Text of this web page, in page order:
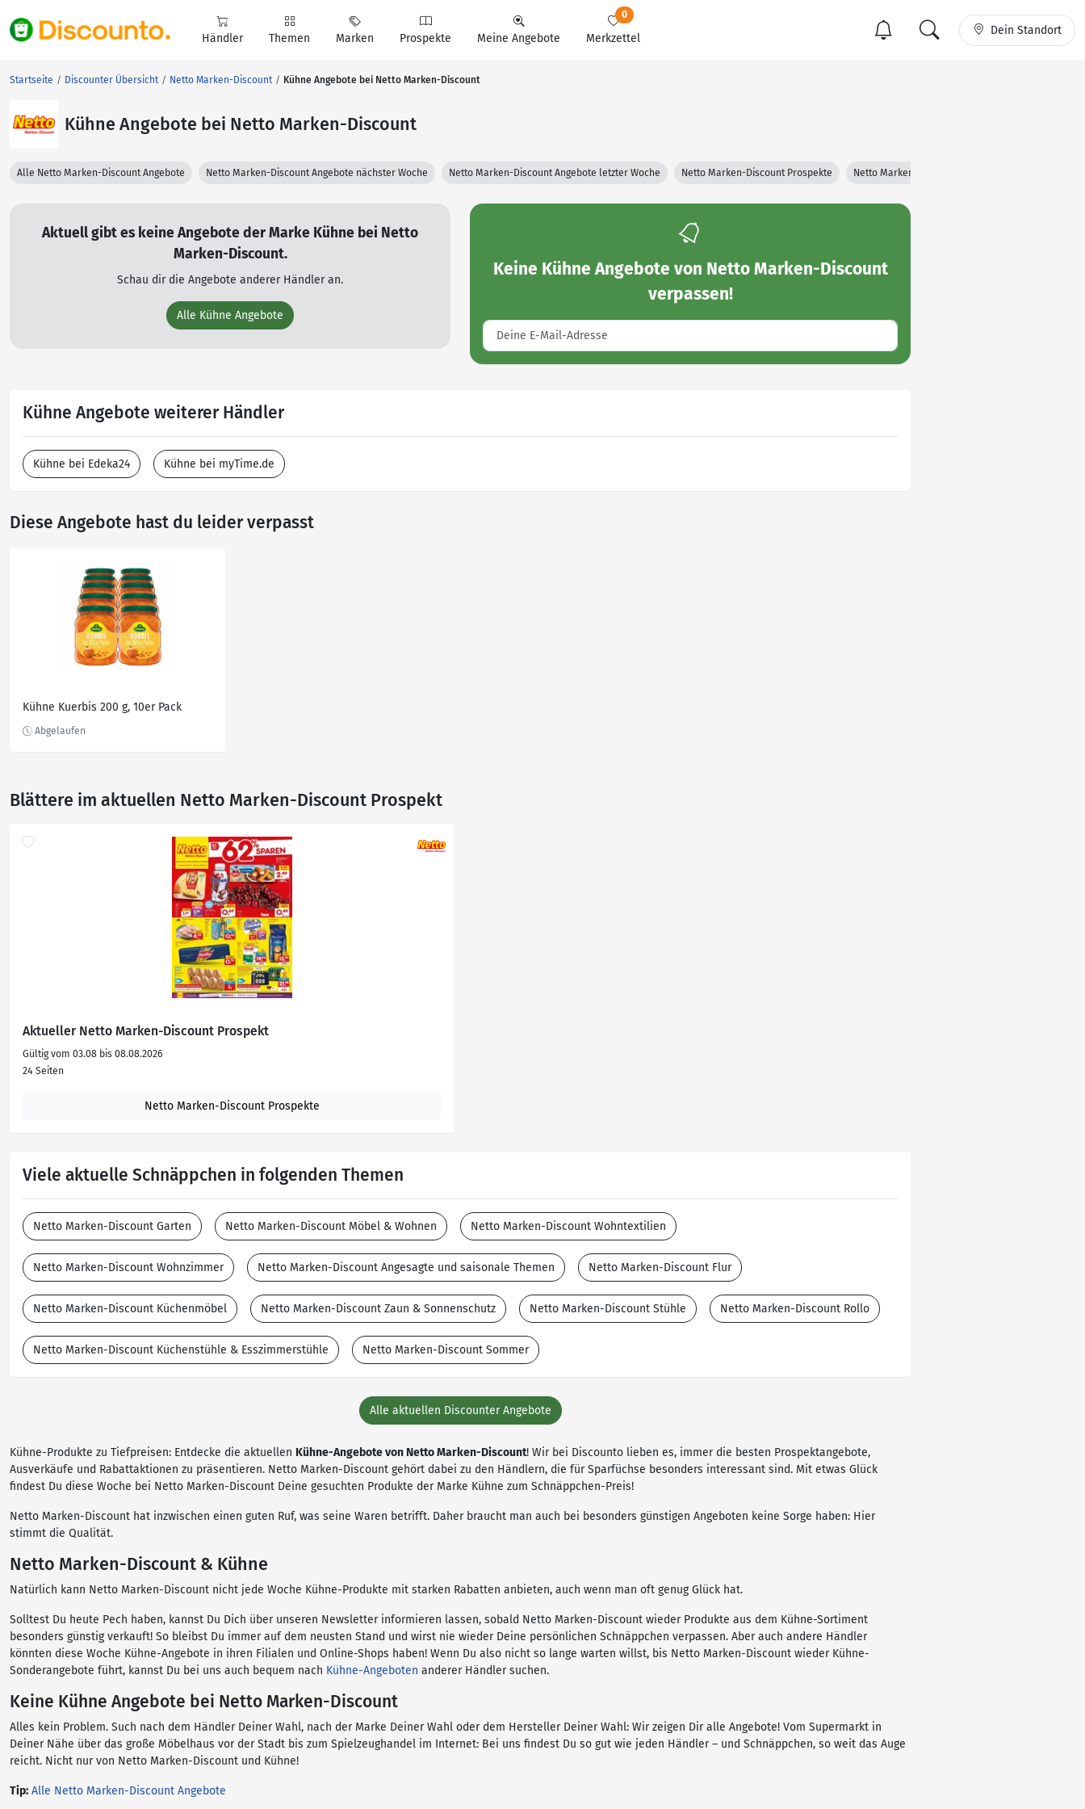
Händler Themen Marken Prospekte Meine Angebote Merkzettel
0
Dein Standort
Startseite Discounter Übersicht Netto Marken-Discount Kühne Angebote bei Netto Marken-Discount
Kühne Angebote bei Netto Marken-Discount
Alle Netto Marken-Discount Angebote Netto Marken-Discount Angebote nächster Woche Netto Marken-Discount Angebote letzter Woche Netto Marken-Discount Prospekte Netto Marken-Discount Filialen
Aktuell gibt es keine Angebote der Marke Kühne bei Netto
Marken-Discount.
Schau dir die Angebote anderer Händler an.
Alle Kühne Angebote
Keine Kühne Angebote von Netto Marken-Discount
verpassen!
Kühne Angebote weiterer Händler
Kühne bei Edeka24 Kühne bei myTime.de
Diese Angebote hast du leider verpasst
Kühne Kuerbis 200 g, 10er Pack
Blättere im aktuellen Netto Marken-Discount Prospekt
Aktueller Netto Marken-Discount Prospekt
Gültig vom 03.08 bis 08.08.2026
24 Seiten
Netto Marken-Discount Prospekte
Viele aktuelle Schnäppchen in folgenden Themen
Netto Marken-Discount Garten Netto Marken-Discount Möbel & Wohnen Netto Marken-Discount Wohntextilien
Netto Marken-Discount Wohnzimmer Netto Marken-Discount Angesagte und saisonale Themen Netto Marken-Discount Flur
Netto Marken-Discount Küchenmöbel Netto Marken-Discount Zaun & Sonnenschutz Netto Marken-Discount Stühle Netto Marken-Discount Rollo
Netto Marken-Discount Küchenstühle & Esszimmerstühle Netto Marken-Discount Sommer
Alle aktuellen Discounter Angebote
Kühne-Produkte zu Tiefpreisen: Entdecke die aktuellen Kühne-Angebote von Netto Marken-Discount! Wir bei Discounto lieben es, immer die besten Prospektangebote,
Ausverkäufe und Rabattaktionen zu präsentieren. Netto Marken-Discount gehört dabei zu den Händlern, die für Sparfüchse besonders interessant sind. Mit etwas Glück
findest Du diese Woche bei Netto Marken-Discount Deine gesuchten Produkte der Marke Kühne zum Schnäppchen-Preis!
Netto Marken-Discount hat inzwischen einen guten Ruf, was seine Waren betrifft. Daher braucht man auch bei besonders günstigen Angeboten keine Sorge haben: Hier
stimmt die Qualität.
Netto Marken-Discount & Kühne
Natürlich kann Netto Marken-Discount nicht jede Woche Kühne-Produkte mit starken Rabatten anbieten, auch wenn man oft genug Glück hat.
Solltest Du heute Pech haben, kannst Du Dich über unseren Newsletter informieren lassen, sobald Netto Marken-Discount wieder Produkte aus dem Kühne-Sortiment
besonders günstig verkauft! So bleibst Du immer auf dem neusten Stand und wirst nie wieder Deine persönlichen Schnäppchen verpassen. Aber auch andere Händler
könnten diese Woche Kühne-Angebote in ihren Filialen und Online-Shops haben! Wenn Du also nicht so lange warten willst, bis Netto Marken-Discount wieder Kühne-
Sonderangebote führt, kannst Du bei uns auch bequem nach Kühne-Angeboten anderer Händler suchen.
Keine Kühne Angebote bei Netto Marken-Discount
Alles kein Problem. Such nach dem Händler Deiner Wahl, nach der Marke Deiner Wahl oder dem Hersteller Deiner Wahl: Wir zeigen Dir alle Angebote! Vom Supermarkt in
Deiner Nähe über das große Möbelhaus vor der Stadt bis zum Spielzeughandel im Internet: Bei uns findest Du so gut wie jeden Händler – und Schnäppchen, so weit das Auge
reicht. Nicht nur von Netto Marken-Discount und Kühne!
Tip: Alle Netto Marken-Discount Angebote